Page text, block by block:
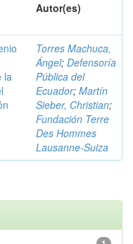
Autor(es)
la
Torres Machuca,
Ángel; Defensoría
Pública del
Ecuador; Martín
Sieber, Christian;
Fundación Terre
Des Hommes
Lausanne-Suiza